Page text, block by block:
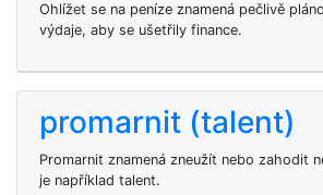
Ohlížet se na peníze znamená pečlivě
výdaje, aby se ušetřily finance.
promarnit (talent)
Promarnit znamená zneužít nebo zahodit
je například talent.